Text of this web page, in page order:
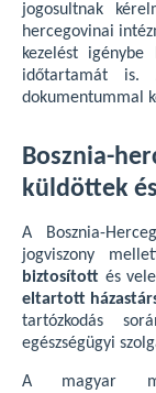
jogosultnak
hercegovinai
kezelést
időtartamát is.
dokumentummal
Bosznia-
küldöttek
A Bosznia-
jogviszony
biztosított és
eltartott
tartózkodás
egészségügyi
A magyar